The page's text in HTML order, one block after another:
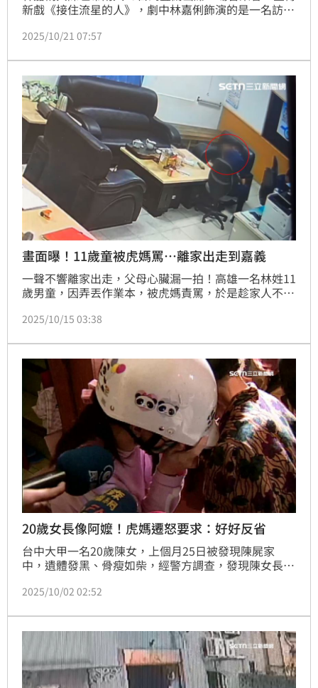
新戲《接住流星的人》，劇中林嘉俐飾演的是一名訪視
「虎媽」的態度照顧兒子，逼著復健。林嘉俐覺得無論
「虎媽」。她到現在還是單身，一直以來都不喜歡被約
束，如果當媽「應該會是比較屬於中間自由派」。
2025/10/21 07:57
畫面曝！11歲童被虎媽罵…離家出走到嘉義
一聲不響離家出走，父母心臟漏一拍！高雄一名林姓11
歲男童，因弄丟作業本，被虎媽責罵，於是趁家人不注
朴子市區的外婆，向便利商店向店員問路，店員發現異
撫，並聯繫其親人把他帶回家。
2025/10/15 03:38
20歲女長像阿嬤！虎媽遷怒要求：好好反省
台中大甲一名20歲陳女，上個月25日被發現陳屍家
中，遺體發黑、骨瘦如柴，經警方調查，發現陳女長期
活活餓死。不過「虎毒不食子」，詹女對大女兒的教養
痛恨婆婆，而小女兒從小身形、相貌與婆婆相像才會遷
怒於她。
2025/10/02 02:52